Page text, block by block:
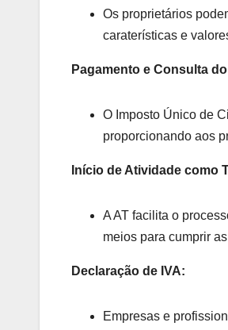
Os proprietários
caraterísticas e
Pagamento e Consulta
O Imposto Único de
proporcionando aos
Início de Atividade como
A AT facilita o
meios para cumprir
Declaração de IVA:
Empresas e